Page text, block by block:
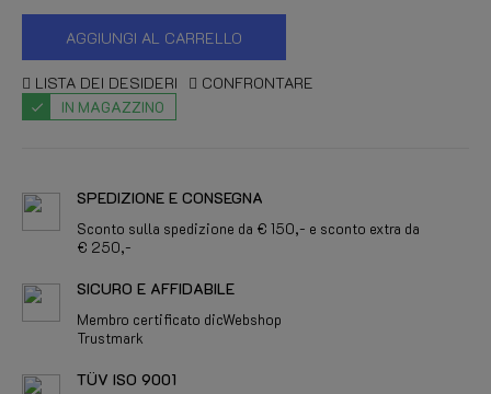
AGGIUNGI AL CARRELLO
LISTA DEI DESIDERI CONFRONTARE
IN MAGAZZINO
SPEDIZIONE E CONSEGNA
Sconto sulla spedizione da € 150,- e sconto extra da
€ 250,-
SICURO E AFFIDABILE
Membro certificato dicWebshop
Trustmark
TÜV ISO 9001